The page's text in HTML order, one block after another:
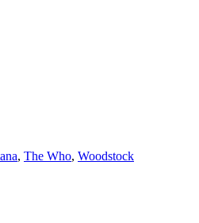
, The Who, Woodstock